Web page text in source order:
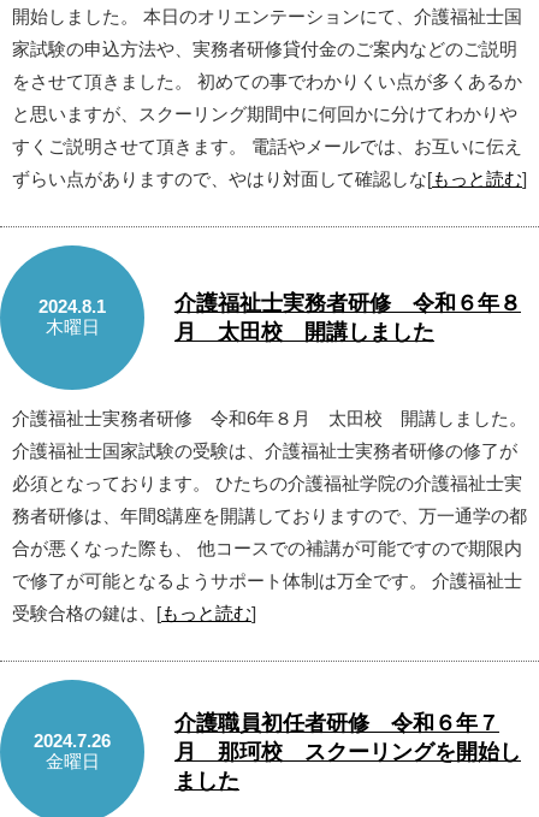
開始しました。 本日のオリエンテーションにて、介護福祉士国
家試験の申込方法や、実務者研修貸付金のご案内などのご説明
をさせて頂きました。 初めての事でわかりくい点が多くあるか
と思いますが、スクーリング期間中に何回かに分けてわかりや
すくご説明させて頂きます。 電話やメールでは、お互いに伝え
ずらい点がありますので、やはり対面して確認しな[もっと読む]
2024.8.1
木曜日
介護福祉士実務者研修 令和６年８
月 太田校 開講しました
介護福祉士実務者研修 令和6年８月 太田校 開講しました。
介護福祉士国家試験の受験は、介護福祉士実務者研修の修了が
必須となっております。 ひたちの介護福祉学院の介護福祉士実
務者研修は、年間8講座を開講しておりますので、万一通学の都
合が悪くなった際も、 他コースでの補講が可能ですので期限内
で修了が可能となるようサポート体制は万全です。 介護福祉士
受験合格の鍵は、[もっと読む]
2024.7.26
金曜日
介護職員初任者研修 令和６年７
月 那珂校 スクーリングを開始し
ました